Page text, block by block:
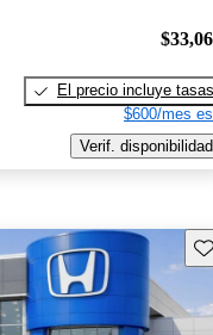
El precio incluye tasas
$600/mes
Verif. disponibilidad